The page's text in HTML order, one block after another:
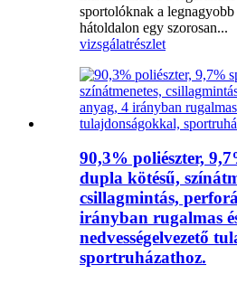
sportolóknak a
hátoldalon egy szorosan...
vizsgálatrészlet
90,3% poliészter,
dupla kötésű,
csillagmintás,
irányban rugalmas
nedvességelvezető
sportruházathoz.